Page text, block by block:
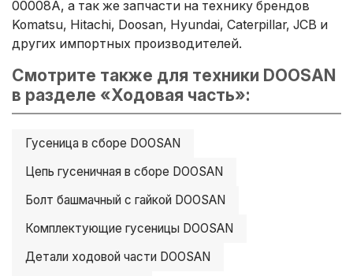
00008A, а так же запчасти на технику брендов
Komatsu, Hitachi, Doosan, Hyundai, Caterpillar, JCB и
других импортных производителей.
Смотрите также для техники DOOSAN
в разделе «Ходовая часть»:
Гусеница в сборе DOOSAN
Цепь гусеничная в сборе DOOSAN
Болт башмачный с гайкой DOOSAN
Комплектующие гусеницы DOOSAN
Детали ходовой части DOOSAN